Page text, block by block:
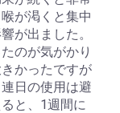
が渇くと集中
が出ました。
のが気がかり
かったですが
日の使用は避
と、1週間に